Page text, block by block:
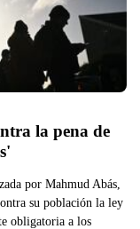
la pena de
por Mahmud Abás,
su población la ley
obligatoria a los